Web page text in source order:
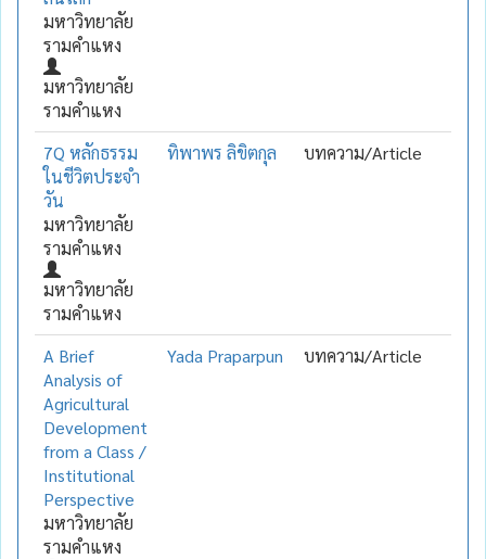
มหาวิทยาลัย
รามคำแหง
มหาวิทยาลัย
รามคำแหง
7Q หลักธรรม
ในชีวิตประจำ
วัน
มหาวิทยาลัย
รามคำแหง
มหาวิทยาลัย
รามคำแหง
ทิพาพร ลิขิตกุล บทความ/Article
A Brief
Analysis of
Agricultural
Development
from a Class /
Institutional
Perspective
มหาวิทยาลัย
รามคำแหง
Yada Praparpun บทความ/Article